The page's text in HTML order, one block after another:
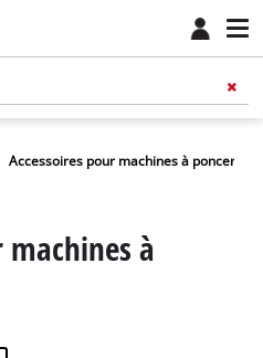
Accessoires pour machines à poncer
machines à